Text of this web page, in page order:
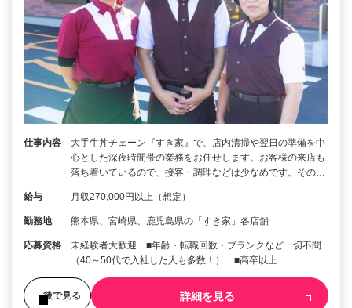
仕事内容
大手牛丼チェーン『すき家』で、店内清掃や翌日の準備を中
心とした深夜時間帯の業務をお任せします。お客様の来店も
落ち着いているので、接客・調理などは少なめです。その…
給与 月収270,000円以上（想定）
勤務地 熊本県、宮崎県、鹿児島県の「すき家」各店舗
応募資格
未経験者大歓迎 ■年齢・転職回数・ブランクなど一切不問
（40～50代で入社した人も多数！） ■高卒以上
後で見る 詳細を見る